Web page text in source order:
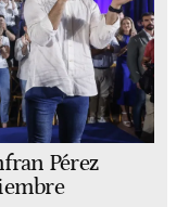
Pérez